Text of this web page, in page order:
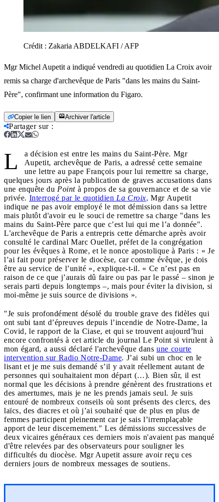
Crédit : Zakaria ABDELKAFI / AFP
Mgr Michel Aupetit a indiqué vendredi au quotidien La Croix avoir
remis sa charge d'archevêque de Paris "dans les mains du Saint-
Père", confirmant une information du Figaro.
Copier le lien Archiver l'article
Partager sur:
L
a décision est entre les mains du Saint-Père. Mgr
Aupetit, archevêque de Paris, a adressé cette semaine
une lettre au pape François pour lui remettre sa charge,
quelques jours après la publication de graves accusations dans
une enquête du Pointà propos de sa gouvernance et de sa vie
privée. Interrogé par le quotidien La Croix, Mgr Aupetit
indique ne pas avoir employé le mot démission dans sa lettre
mais plutôt d'avoir eu le souci de remettre sa charge "dans les
mains du Saint-Père parce que c’est lui qui me l’a donnée".
L'archevêque de Paris a entrepris cette démarche après avoir
consulté le cardinal Marc Ouellet, préfet de la congrégation
pour les évêques à Rome, et le nonce apostolique à Paris : « Je
l’ai fait pour préserver le diocèse, car comme évêque, je dois
être au service de l’unité », explique-t-il. « Ce n’est pas en
raison de ce que j’aurais dû faire ou pas par le passé – sinon je
serais parti depuis longtemps –, mais pour éviter la division, si
moi-même je suis source de divisions ».
"Je suis profondément désolé du trouble grave des fidèles qui
ont subi tant d’épreuves depuis l’incendie de Notre-Dame, la
Covid, le rapport de la Ciase, et qui se trouvent aujourd’hui
encore confrontés à cet article du journal Le Point si virulent à
mon égard, a aussi déclaré l'archevêque dans une courte
intervention sur Radio Notre-Dame. J’ai subi un choc en le
lisant et je me suis demandé s’il y avait réellement autant de
personnes qui souhaitaient mon départ (…). Bien sûr, il est
normal que les décisions à prendre génèrent des frustrations et
des amertumes, mais je ne les prends jamais seul. Je suis
entouré de nombreux conseils où sont présents des clercs, des
laïcs, des diacres et où j’ai souhaité que de plus en plus de
femmes participent pleinement car je sais l’irremplaçable
apport de leur discernement." Les démissions successives de
deux vicaires généraux ces derniers mois n'avaient pas manqué
d'être relevées par des observateurs pour souligner les
difficultés du diocèse. Mgr Aupetit assure avoir reçu ces
derniers jours de nombreux messages de soutiens.